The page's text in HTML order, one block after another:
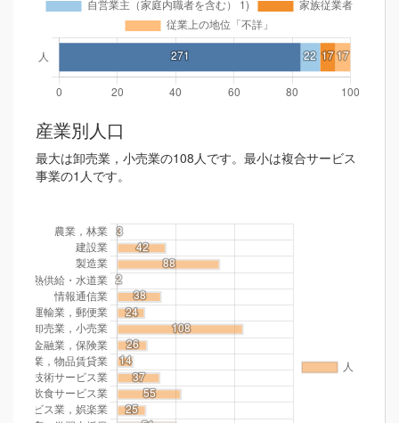
産業別人口
最大は卸売業，小売業の108人です。最小は複合サービス
事業の1人です。